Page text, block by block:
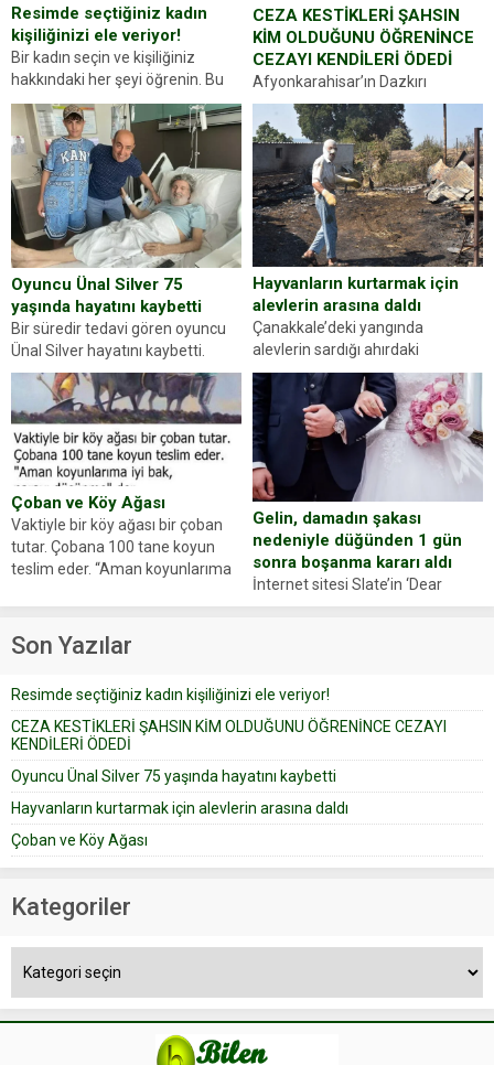
Resimde seçtiğiniz kadın
kişiliğinizi ele veriyor!
Bir kadın seçin ve kişiliğiniz
hakkındaki her şeyi öğrenin. Bu
kez karşınıza oldukça farklı bir
kişilik testiyle çıkıyoruz. Resimde
gördüğünüz kadın figürlerinden
dikkatinizi en...
CEZA KESTİKLERİ ŞAHSIN
KİM OLDUĞUNU ÖĞRENİNCE
CEZAYI KENDİLERİ ÖDEDİ
Afyonkarahisar’ın Dazkırı
ilçesinde trafik uygulaması
yapan jandarma ekipleri
durdurdukları bir otomobilin
sürücüsünden ehliyet ve ruhsat
sorup belgelerini istedi. Sürücü
Abdurrahman Ö.nün verdiği
evraklarda eksik olduğunu...
Oyuncu Ünal Silver 75
yaşında hayatını kaybetti
Bir süredir tedavi gören oyuncu
Ünal Silver hayatını kaybetti.
Haberi, oyuncunun menajerlik
ajansı duyurdu. Renda Güner,
sosyal medya hesabında “Usta
Oyuncumuz ve çok değerli
dostumuz...
Hayvanların kurtarmak için
alevlerin arasına daldı
Çanakkale’deki yangında
alevlerin sardığı ahırdaki
hayvanlarını kurtarmak isteyen
Zeki Demir (66) ölümden döndü.
Yüzünde ve ellerinde yanıklar
oluşan Demir, kâbus dolu anları
anlattı… Merkeze bağlı...
Çoban ve Köy Ağası
Vaktiyle bir köy ağası bir çoban
tutar. Çobana 100 tane koyun
teslim eder. “Aman koyunlarıma
Çoban koyunları alır gider. Aylar...
Gelin, damadın şakası
nedeniyle düğünden 1 gün
sonra boşanma kararı aldı
İnternet sitesi Slate’in ‘Dear
Prudence’ isimli tavsiye köşesine
yapıştırdığı için düğünden...
Son Yazılar
Resimde seçtiğiniz kadın kişiliğinizi ele veriyor!
CEZA KESTİKLERİ ŞAHSIN KİM OLDUĞUNU ÖĞRENİNCE CEZAYI
KENDİLERİ ÖDEDİ
Oyuncu Ünal Silver 75 yaşında hayatını kaybetti
Hayvanların kurtarmak için alevlerin arasına daldı
Çoban ve Köy Ağası
Kategoriler